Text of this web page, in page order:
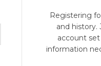
Registering
and history.
account
information